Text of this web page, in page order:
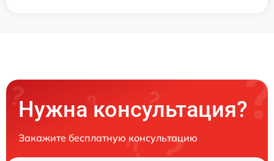
Нужна консультация?
Закажите бесплатную консультацию